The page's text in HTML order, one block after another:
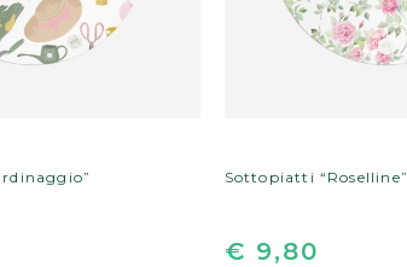
Sottopiatti “Roselline”
€ 9,80